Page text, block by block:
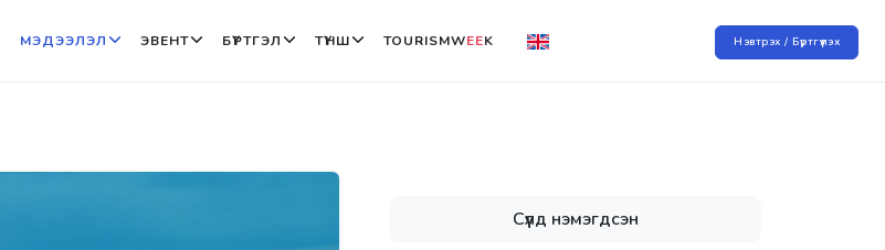
Нэвтрэх / Бүртгүүлэх
МЭДЭЭЛЭЛ ЭВЕНТ БҮРТГЭЛ ТҮНШ TOURISMWEEK
Сүүлд нэмэгдсэн